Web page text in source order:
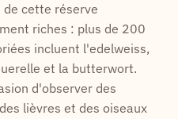
de cette réserve
riches : plus de 200
incluent l'edelweiss,
et la butterwort.
d'observer des
lièvres et des oiseaux